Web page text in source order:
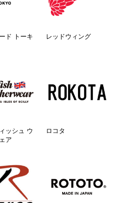
ド トーキ
レッドウィング
ッシュ ウ
ア
ロコタ